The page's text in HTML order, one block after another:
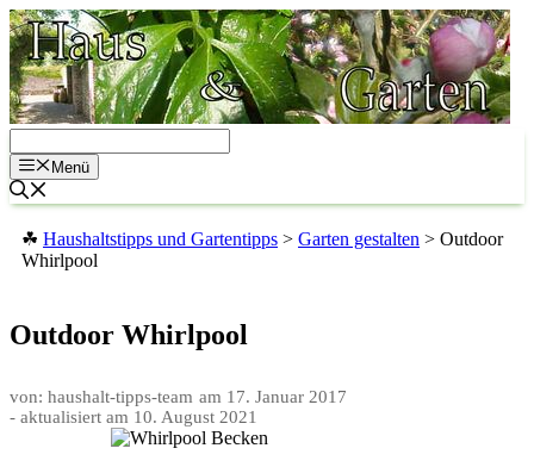
Zum
Inhalt
springen
Menü
☘ Haushaltstipps und Gartentipps > Garten gestalten > Outdoor
Whirlpool
Outdoor Whirlpool
von: haushalt-tipps-team am 17. Januar 2017
- aktualisiert am 10. August 2021